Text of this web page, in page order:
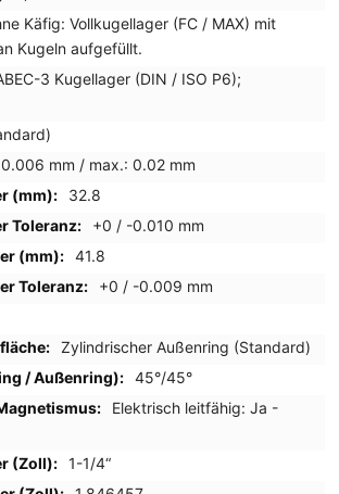
Käfig: Vollkugellager (FC / MAX) mit
Kugeln aufgefüllt.
3 Kugellager (DIN / ISO P6);
mm / max.: 0.02 mm
32.8
+0 / -0.010 mm
41.8
+0 / -0.009 mm
Zylindrischer Außenring (Standard)
45°/45°
Elektrisch leitfähig: Ja -
1-1/4“